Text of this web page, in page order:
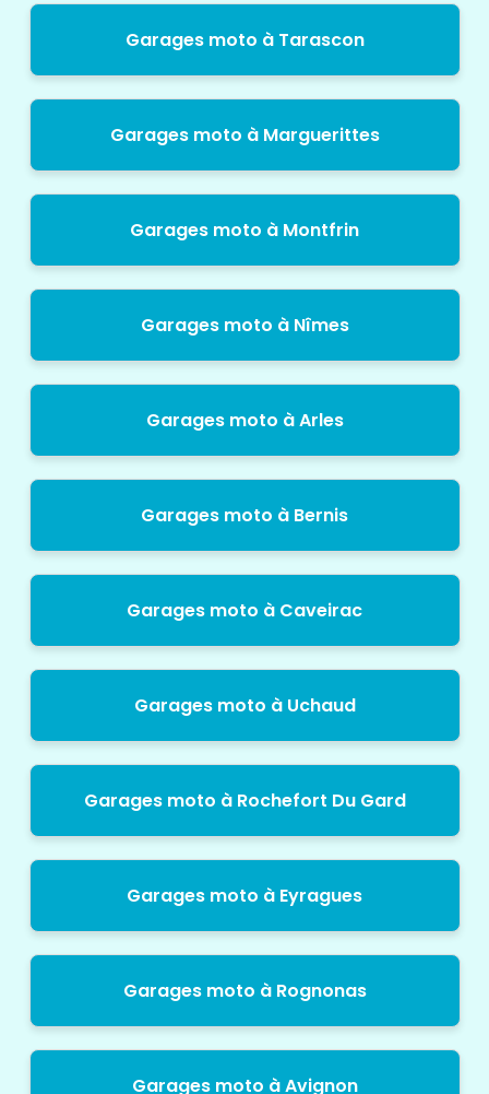
Garages moto à Tarascon
Garages moto à Marguerittes
Garages moto à Montfrin
Garages moto à Nîmes
Garages moto à Arles
Garages moto à Bernis
Garages moto à Caveirac
Garages moto à Uchaud
Garages moto à Rochefort Du Gard
Garages moto à Eyragues
Garages moto à Rognonas
Garages moto à Avignon